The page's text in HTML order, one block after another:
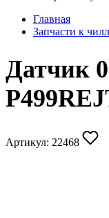
Главная
Запчасти к
Датчик
Артикул: 22468